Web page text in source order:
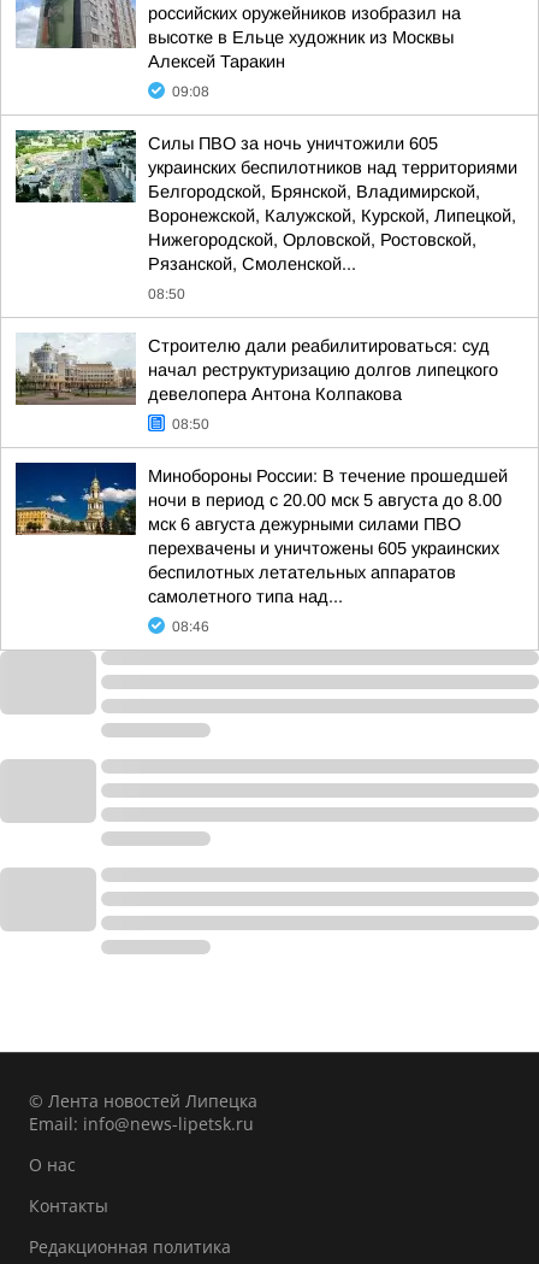
российских оружейников изобразил на
высотке в Ельце художник из Москвы
Алексей Таракин
09:08
Силы ПВО за ночь уничтожили 605
украинских беспилотников над территориями
Белгородской, Брянской, Владимирской,
Воронежской, Калужской, Курской, Липецкой,
Нижегородской, Орловской, Ростовской,
Рязанской, Смоленской...
08:50
Строителю дали реабилитироваться: суд
начал реструктуризацию долгов липецкого
девелопера Антона Колпакова
08:50
Минобороны России: В течение прошедшей
ночи в период с 20.00 мск 5 августа до 8.00
мск 6 августа дежурными силами ПВО
перехвачены и уничтожены 605 украинских
беспилотных летательных аппаратов
самолетного типа над...
08:46
© Лента новостей Липецка
Email: info@news-lipetsk.ru
О нас
Контакты
Редакционная политика